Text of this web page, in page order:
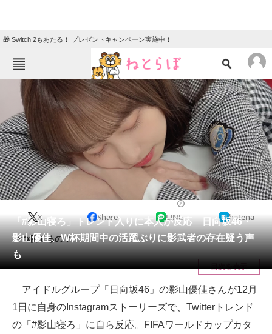
🎁 Switch 2もあたる！ プレゼントキャンペーン実施中！
ねとらぼメニュー
ニュース
エンタメ クイズ
グルメ 地域
住まい 教育・育児
動物 リサーチ
会員記事
メディア
注目記事を集めた総合ページ
スマホと通信の最新トレンド
「#影山寝ろ」トレンド入りに本人が反応 日向坂46・
影山優佳、W杯期間中の活躍ぶりに影武者の存在疑う声
も
X Share LINE hatena
いつ寝てるの？
目次を表示
アイドルグループ「日向坂46」の影山優佳さんが12月
1日に自身のInstagramストーリーズで、Twitterトレンド
の「#影山寝ろ」に自ら反応。FIFAワールドカップカタ